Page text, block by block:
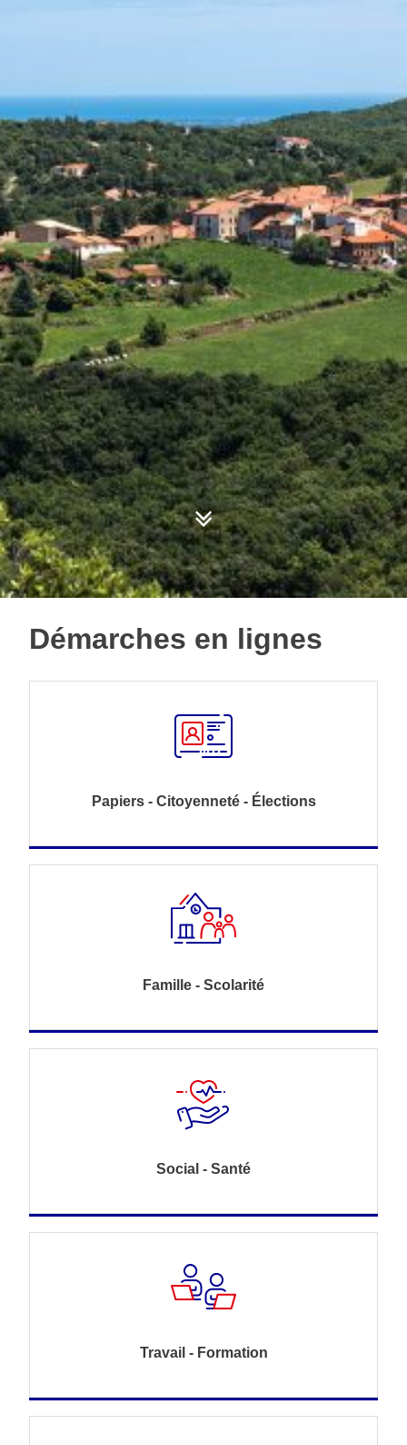
Démarches en lignes
Papiers - Citoyenneté - Élections
Famille - Scolarité
Social - Santé
Travail - Formation